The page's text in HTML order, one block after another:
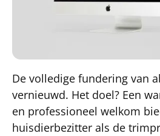
De volledige fundering van
vernieuwd. Het doel? Een
en professioneel welkom
huisdierbezitter als de